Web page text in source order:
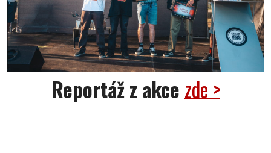
Reportáž z akce zde >